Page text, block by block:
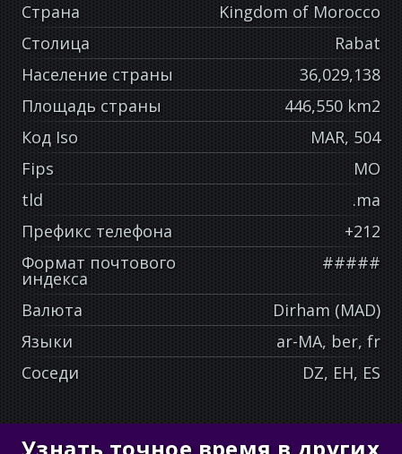
Страна
Kingdom of Morocco
Столица
Rabat
Население страны
36,029,138
Площадь страны
446,550 km2
Код Iso
MAR, 504
Fips
MO
tld
.ma
Префикс телефона
+212
Формат почтового
индекса
#####
Валюта
Dirham (MAD)
Языки
ar-MA, ber, fr
Соседи
DZ, EH, ES